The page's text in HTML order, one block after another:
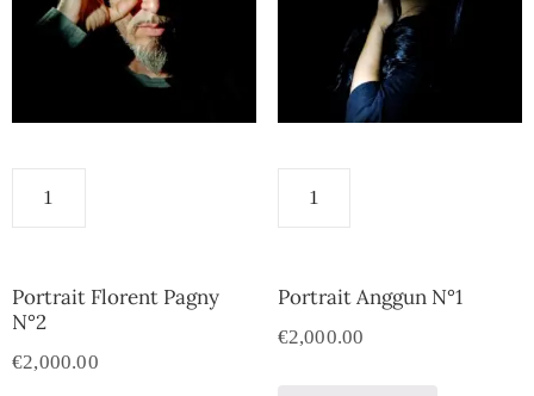
Portrait Florent Pagny
N°2
€2,000.00
Portrait Anggun N°1
€2,000.00